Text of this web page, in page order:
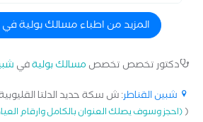
أمراض البروستاتا بالليزر والتبخير #
الخلقيه للكليتين والمثانة البولية ومجري
والخصيتين مثل الخصيه المعلقه ، الاحليل
الكلي ….. # وايضاً علاج حصوات الكلي
بجميع الطرق كالمنظار المرن والليزر و
التقليدية.
المزيد من اطباء مسالك بولية
دكتور تخصص تخصص مسالك بوليةفي
شبين القناطر: ش سكة حديد الدلتا
((احجز وسوف يصلك العنوان بالكامل وارقام